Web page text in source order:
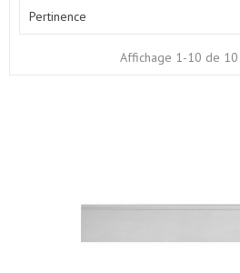
Pertinence
Affichage 1-10 de 10